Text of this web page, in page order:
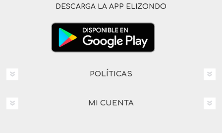
DESCARGA LA APP ELIZONDO
POLÍTICAS
MI CUENTA